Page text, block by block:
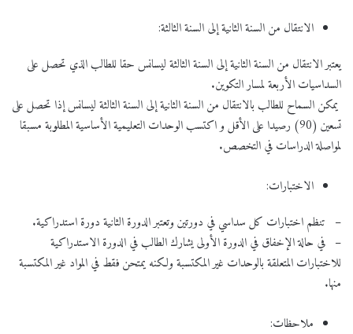
الانتقال من السنة الثانية إلى السنة الثالثة:
يعتبر الانتقال من السنة الثانية إلى السنة الثالثة ليسانس حقا للطالب الذي تحصل على
السداسيات الأربعة لمسار التكوين.
يمكن السماح للطالب بالانتقال من السنة الثانية إلى السنة الثالثة ليسانس إذا تحصل على
تسعين (90) رصيدا على الأقل و اكتسب الوحدات التعليمية الأساسية المطلوبة مسبقا
لمواصلة الدراسات في التخصص.
الاختبارات:
– تنظم اختبارات كل سداسي في دورتين وتعتبر الدورة الثانية دورة استدراكية.
– في حالة الإخفاق في الدورة الأولى يشارك الطالب في الدورة الاستدراكية
للاختبارات المتعلقة بالوحدات غير المكتسبة ولكنه يمتحن فقط في المواد غير المكتسبة
منها.
ملاحظات: